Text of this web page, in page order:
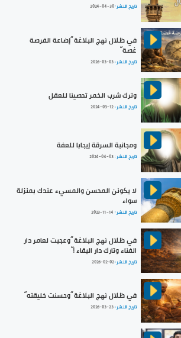
تاريخ النشر :2024-04-30
في ظلال نهج البلاغة ”إضاعة الفرصة
غصة“
تاريخ النشر :2026-03-03
وترك شرب الخمر تحصينا للعقل
تاريخ النشر :2024-03-12
ومجانبة السرقة إيجابا للعفة
تاريخ النشر :2024-04-03
لا يكونن المحسن والمسيء عندك بمنزلة
سواء
تاريخ النشر : 2023-11-14
في ظلال نهج البلاغة ”وعجبت لعامر دار
الفناء وتارك دار البقاء !“
تاريخ النشر :2026-02-02
في ظلال نهج البلاغة ”وحسنت خليقته“
تاريخ النشر :2026-03-23